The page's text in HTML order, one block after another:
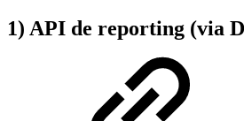
1) API de reporting (via